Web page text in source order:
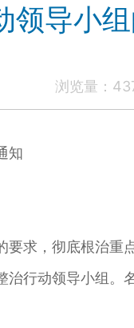
领导小
浏览量：
知
求，彻底根治重
行动领导小组。